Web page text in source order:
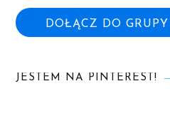
DOŁĄCZ DO
JESTEM NA PINTEREST!